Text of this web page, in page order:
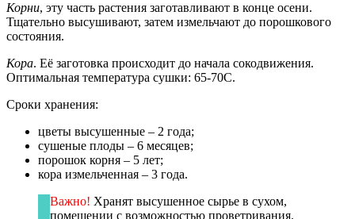
Корни, эту часть растения заготавливают в конце осени.
Тщательно высушивают, затем измельчают до порошкового
состояния.
Кора. Её заготовка происходит до начала сокодвижения.
Оптимальная температура сушки: 65-70С.
Сроки хранения:
цветы высушенные – 2 года;
сушеные плоды – 6 месяцев;
порошок корня – 5 лет;
кора измельченная – 3 года.
Важно! Хранят высушенное сырье в сухом,
помещении с возможностью проветривания.